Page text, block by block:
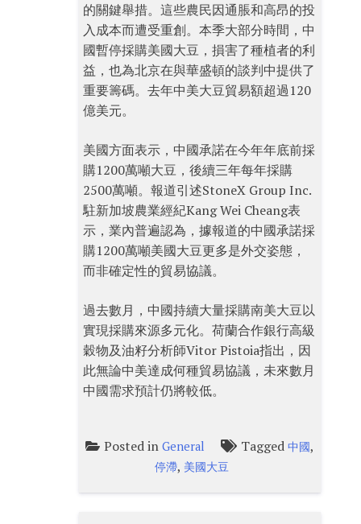
的關鍵舉措。這些農民因通脹和高昂的投
入成本而遭受重創。本季大部分時間，中
國暫停採購美國大豆，損害了種植者的利
益，也為北京在與華盛頓的談判中提供了
重要籌碼。去年中美大豆貿易額超過120
億美元。
美國方面表示，中國承諾在今年年底前採
購1200萬噸大豆，後續三年每年採購
2500萬噸。報道引述StoneX Group Inc.
駐新加坡農業經紀Kang Wei Cheang表
示，業內普遍認為，據報道的中國承諾採
購1200萬噸美國大豆更多是外交姿態，
而非確定性的貿易協議。
過去數月，中國持續大量採購南美大豆以
實現採購來源多元化。荷蘭合作銀行高級
穀物及油籽分析師Vitor Pistoia指出，因
此無論中美達成何種貿易協議，未來數月
中國需求預計仍將較低。
Posted inGeneral Tagged中國,
停滯, 美國大豆